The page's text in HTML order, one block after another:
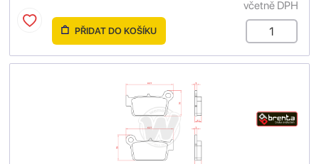
včetně DPH
PŘIDAT DO KOŠÍKU